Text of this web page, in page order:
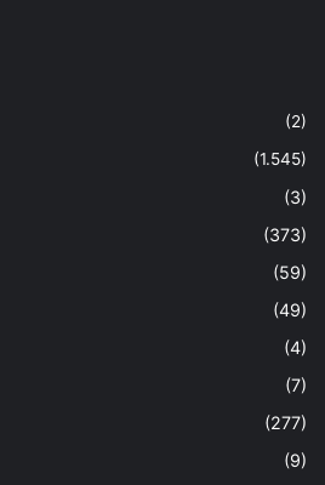
(2)
(1.545)
(3)
(373)
(59)
(49)
(4)
(7)
(277)
(9)